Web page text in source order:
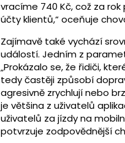
vracíme 740 Kč, což za
účty klientů,“ oceňuje
Zajímavě také vychází
událostí. Jedním z
„Prokázalo se, že řidiči,
tedy častěji způsobí
agresivně zrychlují nebo
je většina z uživatelů
uživatelů za jízdy na
potvrzuje zodpovědnější